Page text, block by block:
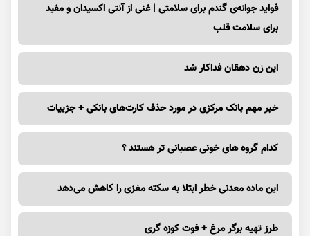
فواید جوانه‌ی گندم برای سلامتی | غنی از آنتی اکسیدان و مفید
برای سلامت قلب
این زن دهقان فداکار شد
خبر مهم بانک مرکزی در مورد حذف کارت‌های بانکی + جزییات
کدام گروه های خونی عصبانی تر هستند ؟
این ماده معدنی خطر ابتلا به سکته مغزی را کاهش می‌دهد
طرز تهیه برگر مرغ + فوت کوزه گری